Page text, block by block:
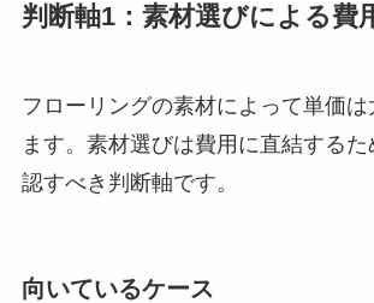
判断軸1：素材選びによる費
フローリングの素材によって単価は
ます。素材選びは費用に直結する
認すべき判断軸です。
向いているケース